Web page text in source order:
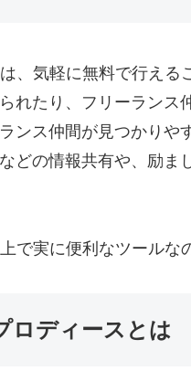
、気軽に無料で行える
れたり、フリーラン
ンス仲間が見つかりや
どの情報共有や、励ま
で実に便利なツールな
ロディースとは